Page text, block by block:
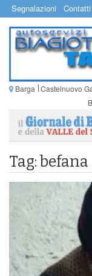
Segnalazioni Contatti
Barga Castelnuovo
Tag: befana